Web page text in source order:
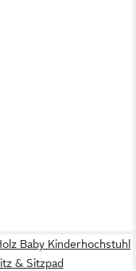
Baby Kinderhochstuhl
& Sitzpad